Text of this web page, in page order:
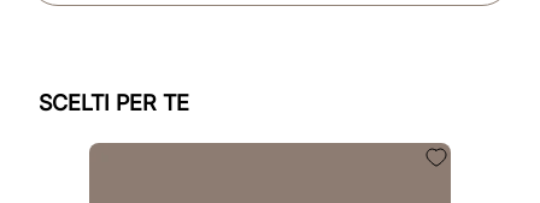
SCELTI PER TE